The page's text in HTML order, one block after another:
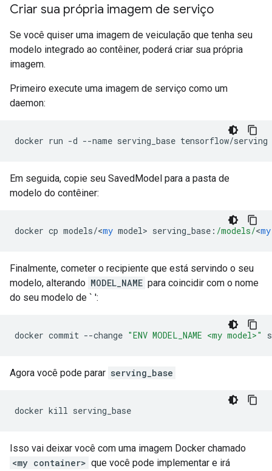
Criar sua própria imagem de serviço
Se você quiser uma imagem de veiculação que tenha seu
modelo integrado ao contêiner, poderá criar sua própria
imagem.
Primeiro execute uma imagem de serviço como um
daemon:
docker run -d --name serving_base tensorflow/serving
Em seguida, copie seu SavedModel para a pasta de
modelo do contêiner:
docker cp models/<my model> serving_base : /models/<my
Finalmente, cometer o recipiente que está servindo o seu
modelo, alterando MODEL_NAME para coincidir com o nome
do seu modelo de ` ':
docker commit --change "ENV MODEL_NAME <my model>"
Agora você pode parar serving_base
docker kill serving_base
Isso vai deixar você com uma imagem Docker chamado
<my container> que você pode implementar e irá